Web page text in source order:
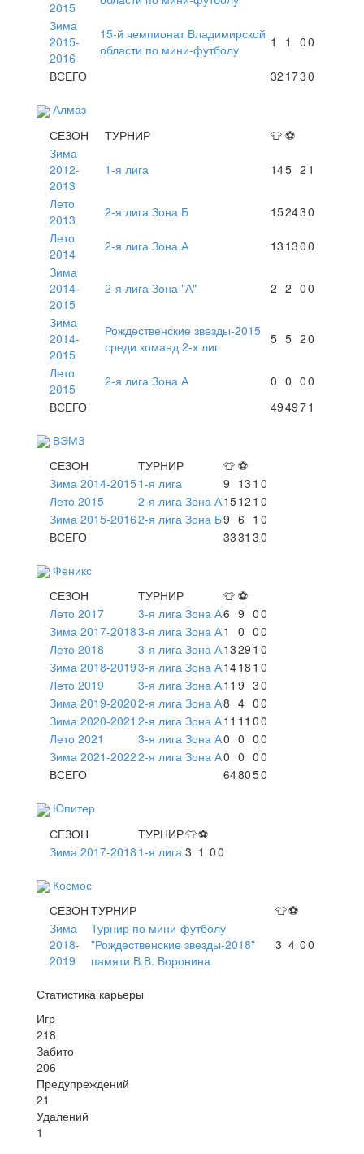
2015
Зима
2015-
2016
15-й чемпионат Владимирской
области по мини-футболу
1 1 00
ВСЕГО 32 1730
Алмаз
СЕЗОН
ТУРНИР 👕 ⚽
Зима
2012-
2013
1-я лига 145 2 1
Лето
2013
2-я лига Зона Б 152430
Лето
2014
2-я лига Зона А 13 1300
Зима
2014-
2015
2-я лига Зона "А" 2 2 00
Зима
2014-
2015
Рождественские звезды-2015
среди команд 2-х лиг
5 5 20
Лето
2015
2-я лига Зона А 0 0 00
ВСЕГО
494971
ВЭМЗ
СЕЗОН
ТУРНИР 👕 ⚽
Зима 2014-20151-я лига 9 13 1 0
Лето 2015
2-я лига Зона А1512 1 0
Зима 2015-20162-я лига Зона Б9 6 1 0
ВСЕГО
3331 30
Феникс
СЕЗОН
ТУРНИР 👕 ⚽
Лето 2017
3-я лига Зона А6 9 00
Зима 2017-20183-я лига Зона А1 0 00
Лето 2018
3-я лига Зона А1329 1 0
Зима 2018-20193-я лига Зона А1418 1 0
Лето 2019
3-я лига Зона А11 9 30
Зима 2019-20202-я лига Зона А8 4 00
Зима 2020-2021 2-я лига Зона А11 11 00
Лето 2021
3-я лига Зона А0 0 00
Зима 2021-20222-я лига Зона А0 0 00
ВСЕГО
648050
Юпитер
СЕЗОН
ТУРНИР👕⚽
Зима 2017-2018 1-я лига 3 1 00
Космос
СЕЗОН ТУРНИР 👕⚽
Зима
2018-
2019
Турнир по мини-футболу
"Рождественские звезды-2018"
памяти В.В. Воронина
3 4 00
Статистика карьеры
Игр
218
Забито
206
Предупреждений
21
Удалений
1